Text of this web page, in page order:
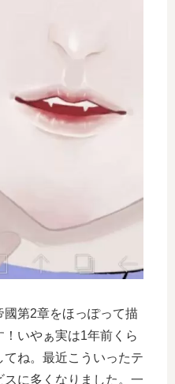
第2章をほっぽって描
いやぁ実は1年前くら
ね。最近こういったテ
に多くなりました。一